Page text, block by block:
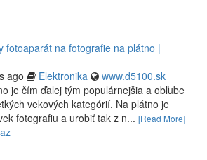
fotoaparát na fotografie na plátno |
ago Elektronika
www.d5100.sk
je čím ďalej tým populárnejšia a obľube
vekových kategórií. Na plátno je
fotografiu a urobiť tak z n... [Read More]